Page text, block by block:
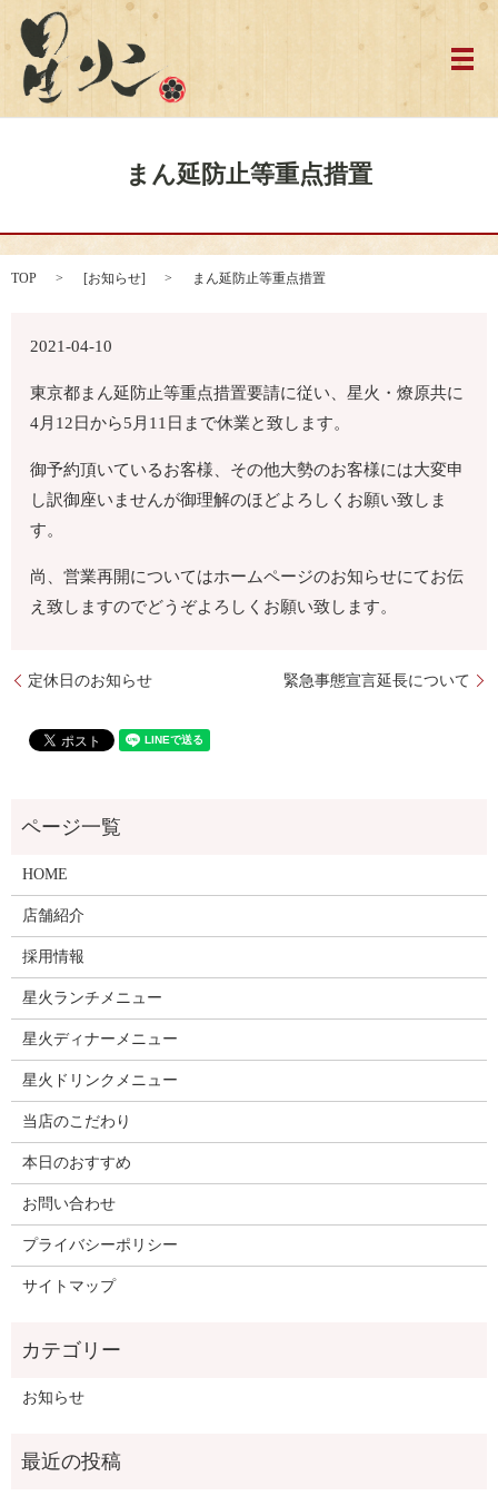
メ
まん延防止等重点措置
TOP [お知らせ] まん延防止等重点措置
2021-04-10
東京都まん延防止等重点措置要請に従い、星火・燎原共に
4月12日から5月11日まで休業と致します。
御予約頂いているお客様、その他大勢のお客様には大変申
し訳御座いませんが御理解のほどよろしくお願い致しま
す。
尚、営業再開についてはホームページのお知らせにてお伝
え致しますのでどうぞよろしくお願い致します。
定休日のお知らせ 緊急事態宣言延長について
HOME
店舗紹介
採用情報
星火ランチメニュー
星火ディナーメニュー
星火ドリンクメニュー
当店のこだわり
本日のおすすめ
お問い合わせ
プライバシーポリシー
サイトマップ
お知らせ